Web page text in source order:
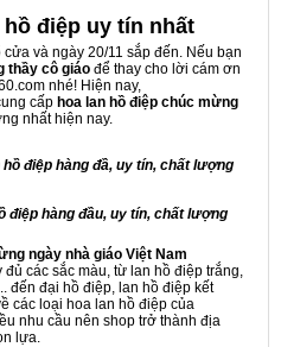
điệp uy tín nhất
và ngày 20/11 sắp đến. Nếu bạn
thầy cô giáo để thay cho lời cám ơn
nhé! Hiện nay,
cấp hoa lan hồ điệp chúc mừng
nhất hiện nay.
điệp hàng đầu, uy tín, chất lượng
ngày nhà giáo Việt Nam
các sắc màu, từ lan hồ điệp trắng,
đến đại hồ điệp, lan hồ điệp kết
các loại hoa lan hồ điệp của
nhu cầu nên shop trở thành địa
lựa.